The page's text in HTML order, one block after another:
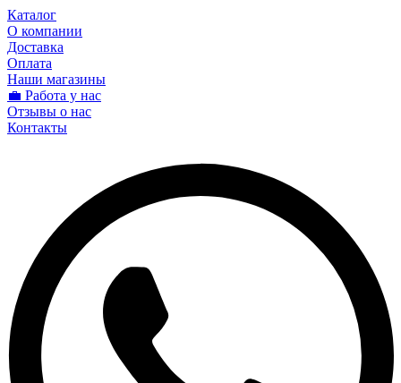
Каталог
О компании
Доставка
Оплата
Наши магазины
💼 Работа у нас
Отзывы о нас
Контакты